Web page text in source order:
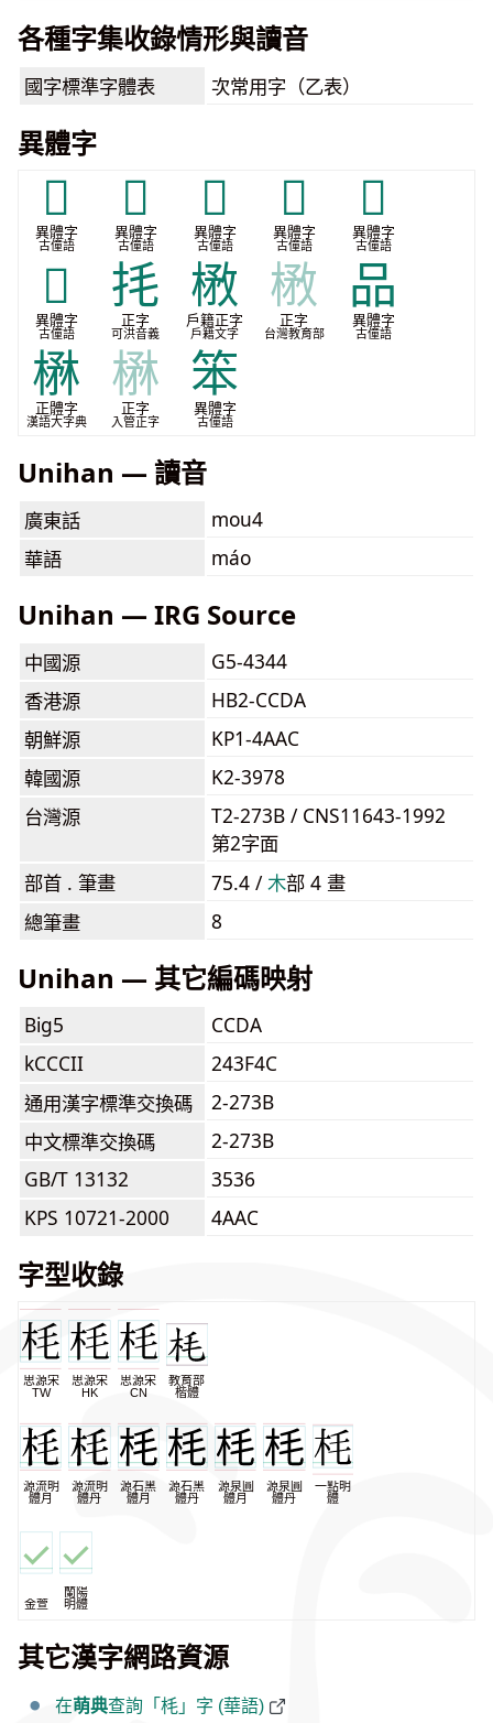
各種字集收錄情形與讀音
國字標準字體表 次常用字（乙表）
異體字
𣮡
異體字
古僮語
𣰨
異體字
古僮語
𭯓
異體字
古僮語
𭯔
異體字
古僮語
𭯞
異體字
古僮語
𰚍
異體字
古僮語
㧌
正字
可洪音義
㮘
戶籍正字
戶籍文字
㮘
正字
台灣教育部
品
異體字
古僮語
楙
正體字
漢語大字典
楙
正字
入管正字
笨
異體字
古僮語
Unihan — 讀音
廣東話
mou4
華語
máo
Unihan — IRG Source
中國源
G5-4344
香港源
HB2-CCDA
朝鮮源
KP1-4AAC
韓國源
K2-3978
台灣源
T2-273B / CNS11643-1992
第2字面
部首 . 筆畫
75.4 /⽊部 4 畫
總筆畫
8
Unihan — 其它編碼映射
Big5
CCDA
kCCCII
243F4C
通用漢字標準交換碼
2-273B
中文標準交換碼
2-273B
GB/T 13132
3536
KPS 10721-2000
4AAC
字型收錄
思源宋
TW
思源宋
HK
思源宋
CN
教育部
楷體
源流明
體月
源流明
體丹
源石黑
體月
源石黑
體丹
源泉圓
體月
源泉圓
體丹
一點明
體
金萱
蘭陽
明體
其它漢字網路資源
在萌典查詢「枆」字 (華語)